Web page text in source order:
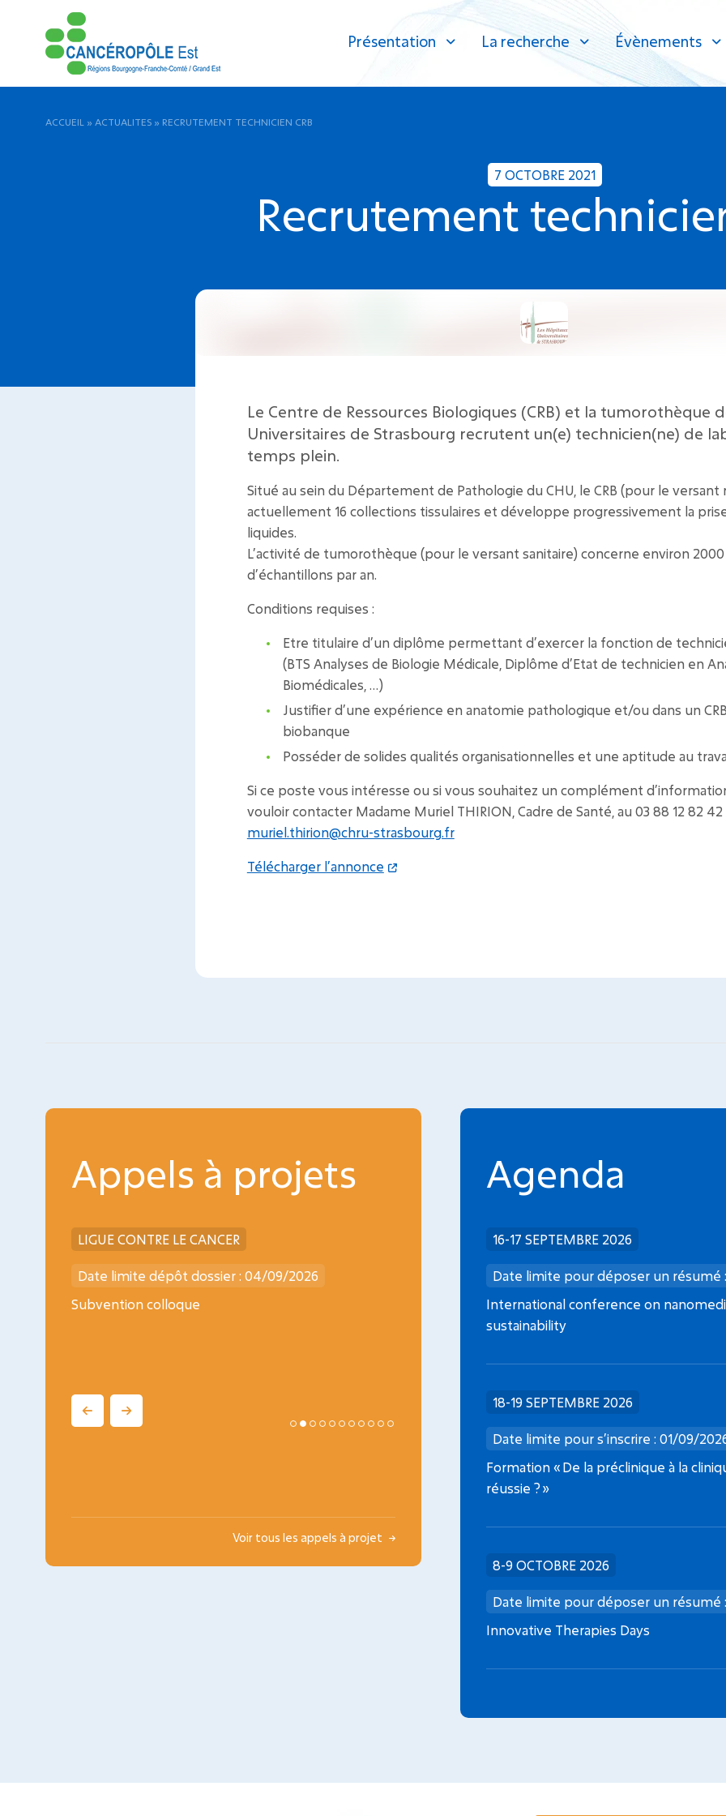
Présentation La recherche Évènements
ACCUEIL » ACTUALITES » RECRUTEMENT TECHNICIEN CRB
7 OCTOBRE 2021
Recrutement
Le Centre de Ressources Biologiques (CRB) et la tumorothèque
Universitaires de Strasbourg recrutent un(e) technicien(ne) de
temps plein.
Situé au sein du Département de Pathologie du CHU, le CRB (pour le versant
actuellement 16 collections tissulaires et développe progressivement la
liquides.
L’activité de tumorothèque (pour le versant sanitaire) concerne environ
d’échantillons par an.
Conditions requises :
Etre titulaire d’un diplôme permettant d’exercer la fonction de
(BTS Analyses de Biologie Médicale, Diplôme d’Etat de technicien en
Biomédicales, …)
Justifier d’une expérience en anatomie pathologique et/ou dans un
biobanque
Posséder de solides qualités organisationnelles et une aptitude au
Si ce poste vous intéresse ou si vous souhaitez un complément
vouloir contacter Madame Muriel THIRION, Cadre de Santé, au 03 88 12 82
muriel.thirion@chru-strasbourg.fr
Télécharger l’annonce
Appels à projets
LIGUE CONTRE LE CANCER
Date limite dépôt dossier : 04/09/2026
Subvention colloque
Date limite dépôt dossier : 08/09/2026
Médicaments de thérapie innovante en
Voir tous les appels à projet
Agenda
16-17 SEPTEMBRE 2026
Date limite pour déposer un résumé
International conference on
sustainability
18-19 SEPTEMBRE 2026
Date limite pour s’inscrire : 01/09/
Formation « De la préclinique à la
réussie ? »
8-9 OCTOBRE 2026
Date limite pour déposer un résumé
Innovative Therapies Days